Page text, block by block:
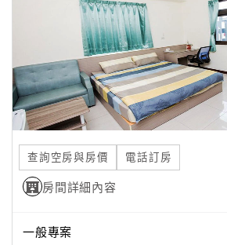
度
訂
單
管
理
查詢空房與房價 電話訂房
房間詳細內容
一般專案